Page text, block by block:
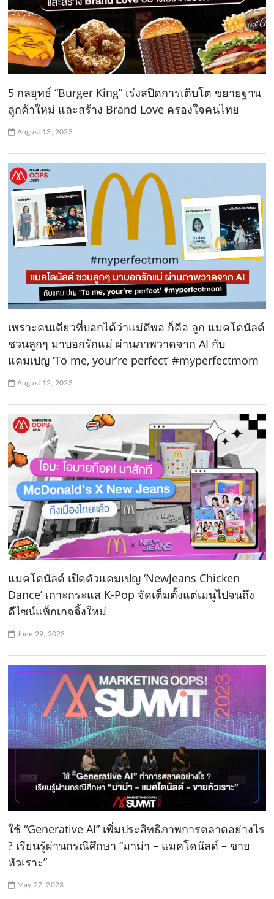
5 กลยุทธ์ “Burger King” เร่งสปีดการเติบโต ขยายฐาน
ลูกค้าใหม่ และสร้าง Brand Love ครองใจคนไทย
August 13, 2023
เพราะคนเดียวที่บอกได้ว่าแม่ดีพอ ก็คือ ลูก แมคโดนัลด์
ชวนลูกๆ มาบอกรักแม่ ผ่านภาพวาดจาก AI กับ
แคมเปญ ‘To me, your’re perfect’ #myperfectmom
August 12, 2023
แมคโดนัลด์ เปิดตัวแคมเปญ ‘NewJeans Chicken
Dance’ เกาะกระแส K-Pop จัดเต็มตั้งแต่เมนูไปจนถึง
ดีไซน์แพ็กเกจจิ้งใหม่
June 29, 2023
ใช้ “Generative AI” เพิ่มประสิทธิภาพการตลาดอย่างไร
? เรียนรู้ผ่านกรณีศึกษา “มาม่า – แมคโดนัลด์ – ขาย
หัวเราะ”
May 27, 2023